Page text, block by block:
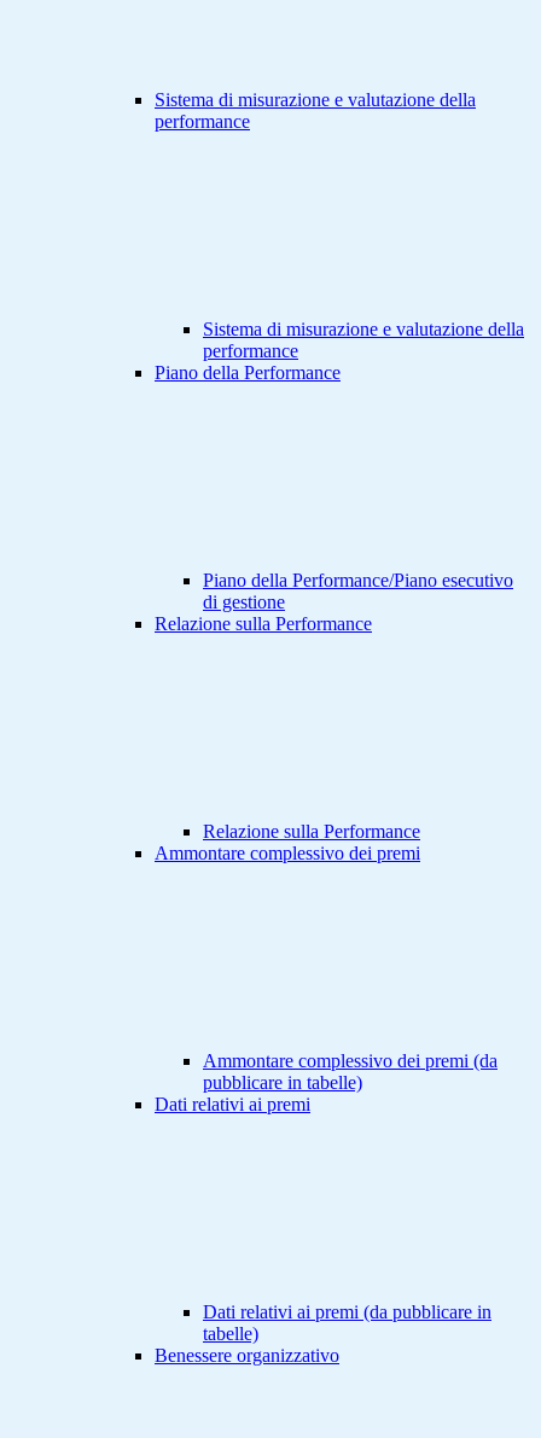
Sistema di misurazione e valutazione della
performance
Sistema di misurazione e valutazione della
performance
Piano della Performance
Piano della Performance/Piano esecutivo
di gestione
Relazione sulla Performance
Relazione sulla Performance
Ammontare complessivo dei premi
Ammontare complessivo dei premi (da
pubblicare in tabelle)
Dati relativi ai premi
Dati relativi ai premi (da pubblicare in
tabelle)
Benessere organizzativo